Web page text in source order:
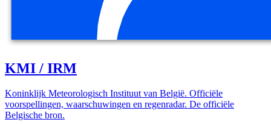
KMI / IRM
Koninklijk Meteorologisch Instituut van België. Officiële
voorspellingen, waarschuwingen en regenradar. De officiële
Belgische bron.